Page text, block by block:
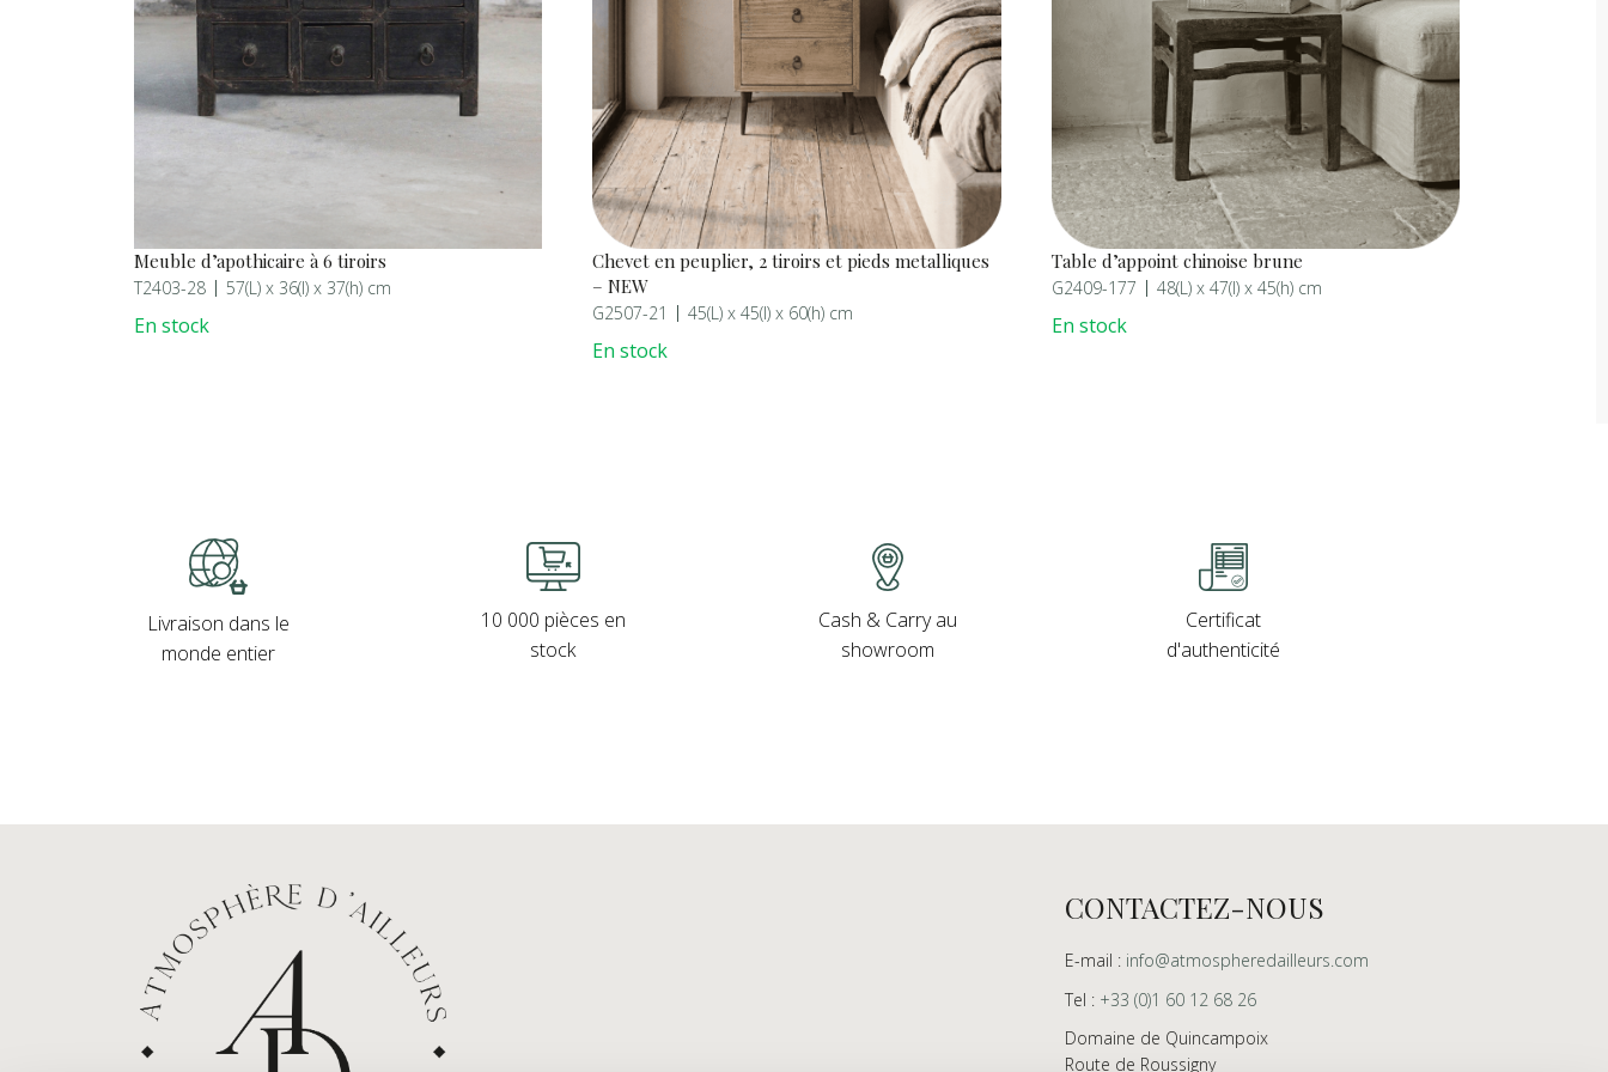
Meuble d’apothicaire à 6 tiroirs
T2403-28 57(L) x 36(l) x 37(h) cm
En stock
Chevet en peuplier, 2 tiroirs et pieds metalliques
– NEW
G2507-21 45(L) x 45(l) x 60(h) cm
En stock
Table d’appoint chinoise brune
G2409-177 48(L) x 47(l) x 45(h) cm
En stock
Livraison dans le
monde entier
10 000 pièces en
stock
Cash & Carry au
showroom
Certificat
d'authenticité
CONTACTEZ-NOUS
E-mail : info@atmospheredailleurs.com
Tel : +33 (0)1 60 12 68 26
Domaine de Quincampoix
Route de Roussigny